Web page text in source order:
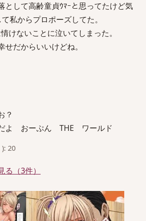
として高齢童貞ｳﾏｰと思ってたけど気
私からプロポーズしてた。
けないことに泣いてしまった。
せだからいいけどね。
？
だよ おーぷん THE ワールド
20
（3件）